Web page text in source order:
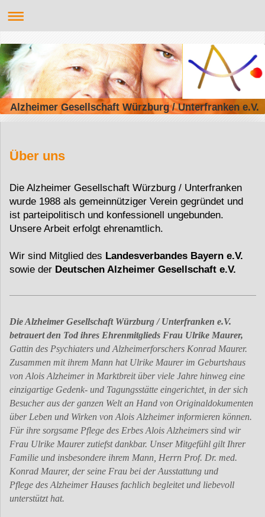
Alzheimer Gesellschaft Würzburg / Unterfranken e.V.
Über uns
Die Alzheimer Gesellschaft Würzburg / Unterfranken
wurde 1988 als gemeinnütziger Ver­ein gegründet und
ist parteipolitisch und konfes­sionell ungebunden.
Unsere Arbeit erfolgt ehrenamtlich.
Wir sind Mitglied des Landesverbandes Bayern e.V.
sowie der Deutschen Alzheimer Gesellschaft e.V.
Die Alzheimer Gesellschaft Würzburg / Unterfranken e.V.
betrauert den Tod ihres Ehrenmitglieds Frau Ulrike Maurer,
Gattin des Psychiaters und Alzheimerforschers Konrad Maurer.
Zusammen mit ihrem Mann hat Ulrike Maurer im Geburtshaus
von Alois Alzheimer in Marktbreit über viele Jahre hinweg eine
einzigartige Gedenk- und Tagungsstätte eingerichtet, in der sich
Besucher aus der ganzen Welt an Hand von Originaldokumenten
über Leben und Wirken von Alois Alzheimer informieren können.
Für ihre sorgsame Pflege des Erbes Alois Alzheimers sind wir
Frau Ulrike Maurer zutiefst dankbar. Unser Mitgefühl gilt Ihrer
Familie und insbesondere ihrem Mann, Herrn Prof. Dr. med.
Konrad Maurer, der seine Frau bei der Ausstattung und
Pflege des Alzheimer Hauses fachlich begleitet und liebevoll
unterstützt hat.